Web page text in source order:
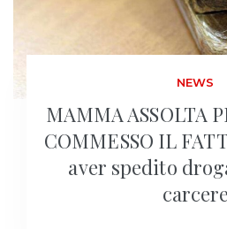
NEWS
MAMMA ASSOLTA
COMMESSO IL
aver spedito